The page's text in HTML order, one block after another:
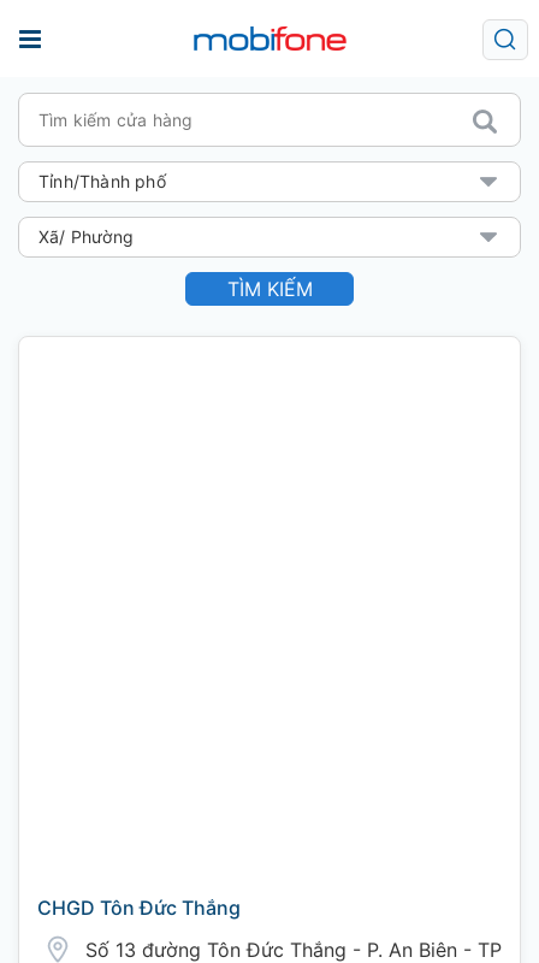
TÌM KIẾM
CHGD Tôn Đức Thắng
Số 13 đường Tôn Đức Thắng - P. An Biên - TP